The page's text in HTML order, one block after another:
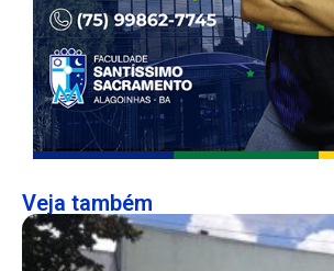
Veja também